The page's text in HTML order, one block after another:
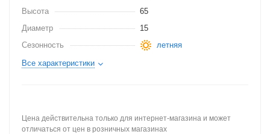
Высота
65
Диаметр
15
Сезонность
летняя
Все характеристики
Цена действительна только для интернет-магазина и может
отличаться от цен в розничных магазинах